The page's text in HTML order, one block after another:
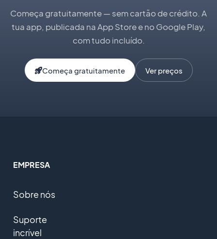
Começa gratuitamente — sem cartão de crédito. A
tua app, publicada na App Store e no Google Play,
com tudo incluído.
Começa gratuitamente Ver preços
EMPRESA
Sobre nós
Suporte
incrível